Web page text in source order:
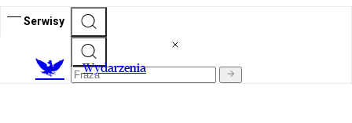
Serwisy
Wydarzenia